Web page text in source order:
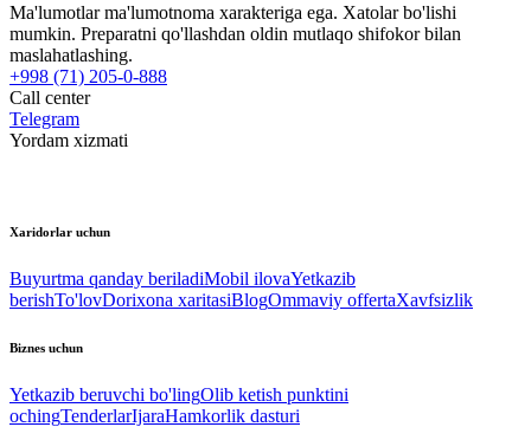
Ma'lumotlar ma'lumotnoma xarakteriga ega. Xatolar bo'lishi
mumkin. Preparatni qo'llashdan oldin mutlaqo shifokor bilan
maslahatlashing.
+998 (71) 205-0-888
Call center
Telegram
Yordam xizmati
Xaridorlar uchun
Buyurtma qanday beriladiMobil ilovaYetkazib
berishTo'lovDorixona xaritasiBlogOmmaviy offertaXavfsizlik
Biznes uchun
Yetkazib beruvchi bo'lingOlib ketish punktini
ochingTenderlarIjaraHamkorlik dasturi